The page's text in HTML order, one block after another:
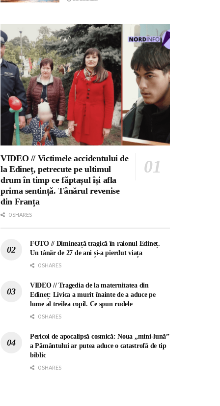
VIDEO // Victimele accidentului de
la Edineț, petrecute pe ultimul
drum în timp ce făptașul își afla
prima sentință. Tânărul revenise
din Franța
0 SHARES
FOTO // Dimineață tragică în raionul Edineț.
Un tânăr de 27 de ani și-a pierdut viața
0 SHARES
VIDEO // Tragedia de la maternitatea din
Edineț: Livica a murit înainte de a aduce pe
lume al treilea copil. Ce spun rudele
0 SHARES
Pericol de apocalipsă cosmică: Noua „mini-lună”
a Pământului ar putea aduce o catastrofă de tip
biblic
0 SHARES